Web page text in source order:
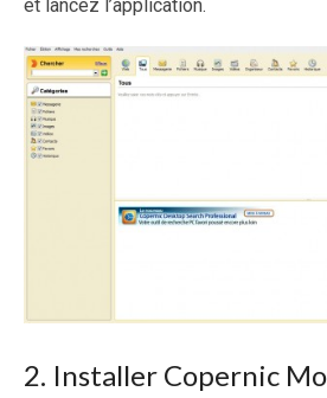
et lancez l’application.
2. Installer Copernic